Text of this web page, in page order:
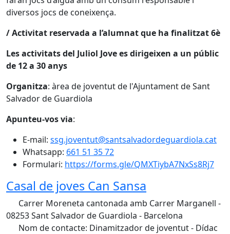
diversos jocs de coneixença.
/ Activitat reservada a l’alumnat que ha finalitzat 6è
Les activitats del Juliol Jove es dirigeixen a un públic
de 12 a 30 anys
Organitza: àrea de joventut de l'Ajuntament de Sant
Salvador de Guardiola
Apunteu-vos via:
E-mail: ssg.joventut@santsalvadordeguardiola.cat
Whatsapp: 661 51 35 72
Formulari: https://forms.gle/QMXTiybA7NxSs8Rj7
Casal de joves Can Sansa
Carrer Moreneta cantonada amb Carrer Marganell -
08253 Sant Salvador de Guardiola - Barcelona
Nom de contacte: Dinamitzador de joventut - Dídac